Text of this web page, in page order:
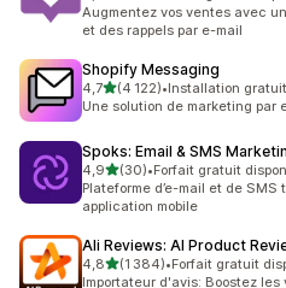
Augmentez vos ventes avec
et des rappels par e-mail
Shopify Messaging
4,7étoile(s) sur 5
(4 122)
4122 avis au total
•Installation
Une solution de marketing par
Spoks: Email & SMS
4,9étoile(s) sur 5
(30)
30 avis au total
•Forfait gratuit
Plateforme d’e-mail et de
application mobile
Ali Reviews: AI Product
4,8étoile(s) sur 5
(1 384)
1384 avis au total
•Forfait gratuit
Importateur d'avis: Boostez